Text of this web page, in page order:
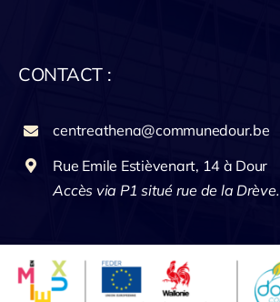
CONTACT :
centreathena@communedour.be
Rue Emile Estièvenart, 14 à Dour
Accès via P1 situé rue de la Drève.